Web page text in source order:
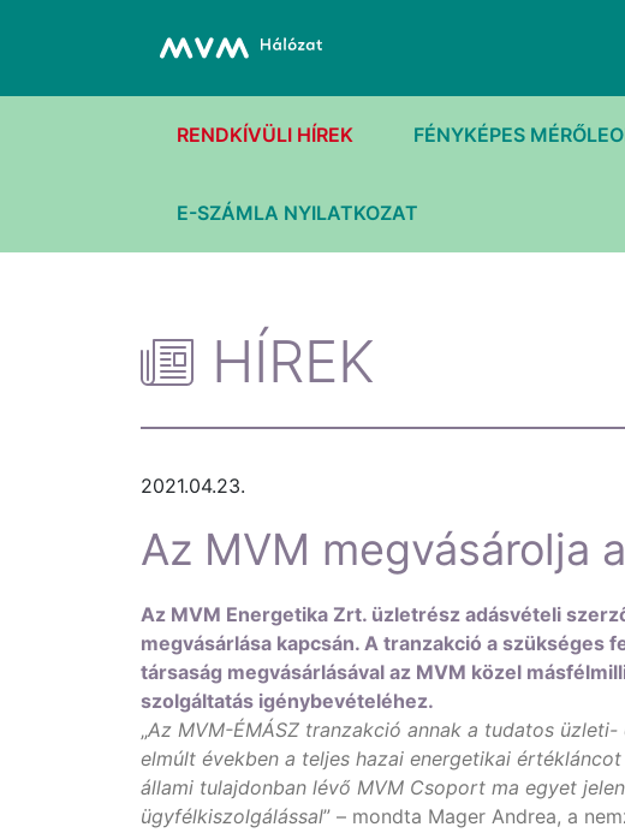
RENDKÍVÜLI HÍREK FÉNYKÉPES
E-SZÁMLA NYILATKOZAT
HÍREK
2021.04.23.
Az MVM megvásárolja
Az MVM Energetika Zrt. üzletrész adásvételi
megvásárlása kapcsán. A tranzakció a
társaság megvásárlásával az MVM közel
szolgáltatás igénybevételéhez.
„Az MVM-ÉMÁSZ tranzakció annak a tudatos
elmúlt években a teljes hazai energetikai
állami tulajdonban lévő MVM Csoport ma egyet
ügyfélkiszolgálással” – mondta Mager Andrea, a